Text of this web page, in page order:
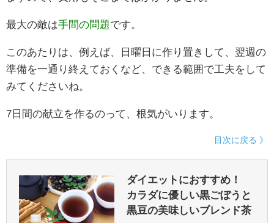
最大の敵は手間の問題です。
このあたりは、例えば、日曜日に作り置きして、翌週の
準備を一通り終えておくなど、できる範囲で工夫をして
みてくださいね。
7日間の献立を作るのって、根気がいります。
目次に戻る 》
ダイエットにおすすめ！
カラダに優しい黒ごぼうと
黒豆の美味しいブレンド茶